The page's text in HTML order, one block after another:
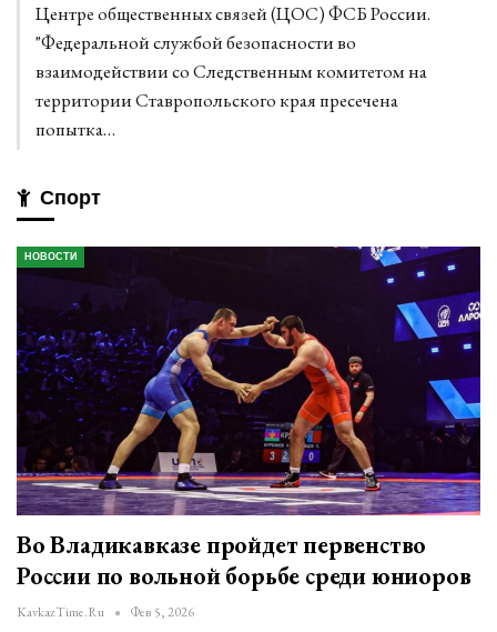
Центре общественных связей (ЦОС) ФСБ России.
"Федеральной службой безопасности во
взаимодействии со Следственным комитетом на
территории Ставропольского края пресечена
попытка…
Спорт
НОВОСТИ
Во Владикавказе пройдет первенство
России по вольной борьбе среди юниоров
KavkazTime.ru Фев 5, 2026